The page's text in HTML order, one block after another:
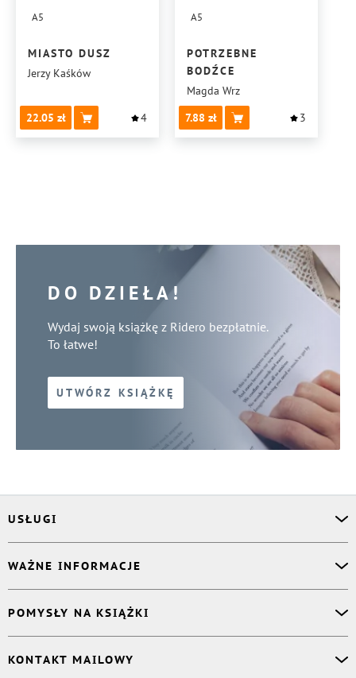
A5
MIASTO DUSZ
Jerzy Kaśków
22.05 4
A5
POTRZEBNE
BODŹCE
Magda Wrz
7.88
3
DO DZIEŁA!
Wydaj swoją książkę z Ridero bezpłatnie.
To łatwe!
UTWÓRZ KSIĄŻKĘ
USŁUGI
Korektor
Projektant okładki
Druk Twojej książki
Publikacja
WAŻNE INFORMACJE
Książki Ridero
Pomoc
Polityka prywatności
POMYSŁY NA KSIĄŻKI
Dzienniczek malucha
KONTAKT MAILOWY